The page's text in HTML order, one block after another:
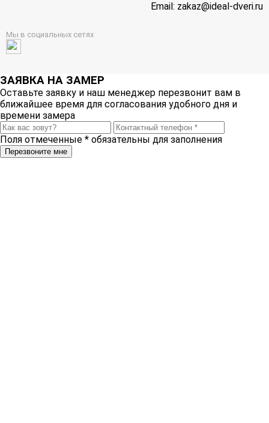
Email: zakaz@ideal-dveri.ru
Мы в социальных сетях
ЗАЯВКА НА ЗАМЕР
Оставьте заявку и наш менеджер перезвонит вам в
ближайшее время для согласования удобного дня и
времени замера
Поля отмеченные * обязательны для заполнения